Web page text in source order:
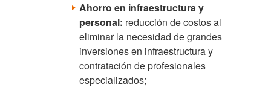
Ahorro en infraestructura y
personal: reducción de costos al
eliminar la necesidad de grandes
inversiones en infraestructura y
contratación de profesionales
especializados;